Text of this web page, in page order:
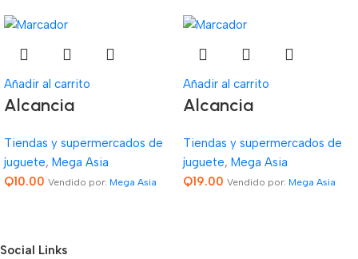
Añadir al carrito
Alcancia
Tiendas y supermercados de
juguete, Mega Asia
Q10.00 Vendido por: Mega Asia
Añadir al carrito
Alcancia
Tiendas y supermercados de
juguete, Mega Asia
Q19.00 Vendido por: Mega Asia
Social Links